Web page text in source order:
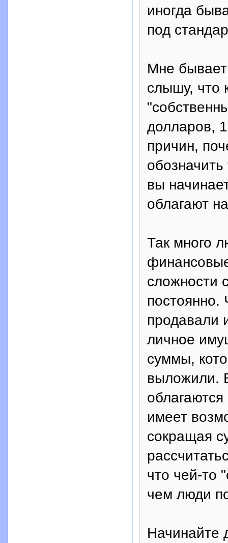
иногда
под
Мне
слышу, что
долларов,
причин,
вы
облагают
Так много
сложности
постоянно.
продавали
личное
суммы,
выложили.
имеет
сокращая
что чей-то
чем люди
Начинайте